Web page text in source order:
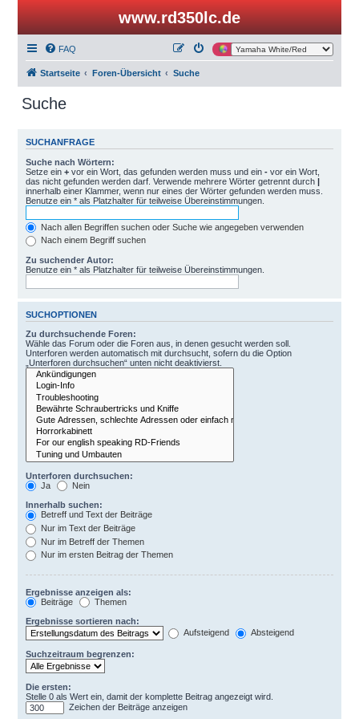
www.rd350lc.de
FAQ
Startseite Foren-Übersicht Suche
Suche
SUCHANFRAGE
Suche nach Wörtern:
Setze ein +vor ein Wort, das gefunden werden muss und ein -vor ein Wort,
das nicht gefunden werden darf. Verwende mehrere Wörter getrennt durch |
innerhalb einer Klammer, wenn nur eines der Wörter gefunden werden muss.
Benutze ein * als Platzhalter für teilweise Übereinstimmungen.
Nach allen Begriffen suchen oder Suche wie angegeben verwenden
Nach einem Begriff suchen
Zu suchender Autor:
Benutze ein * als Platzhalter für teilweise Übereinstimmungen.
SUCHOPTIONEN
Zu durchsuchende Foren:
Wähle das Forum oder die Foren aus, in denen gesucht werden soll.
Unterforen werden automatisch mit durchsucht, sofern du die Option
„Unterforen durchsuchen“ unten nicht deaktivierst.
Unterforen durchsuchen:
Ja
Nein
Innerhalb suchen:
Betreff und Text der Beiträge
Nur im Text der Beiträge
Nur im Betreff der Themen
Nur im ersten Beitrag der Themen
Ergebnisse anzeigen als:
Beiträge
Themen
Ergebnisse sortieren nach:
Aufsteigend
Absteigend
Suchzeitraum begrenzen:
Die ersten:
Stelle 0 als Wert ein, damit der komplette Beitrag angezeigt wird.
Zeichen der Beiträge anzeigen